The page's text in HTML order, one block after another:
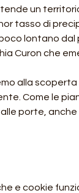
un
tasso di
lontano dal
Curon che
alla
Come le
porte,
e cookie